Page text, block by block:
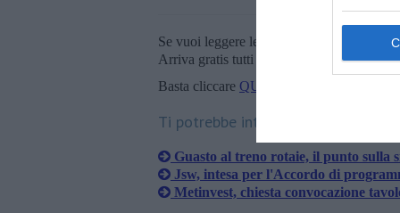
Se vuoi leggere le notizie principali della
Arriva gratis tutti i giorni alle 20:00
Basta cliccare QUI
Ti potrebbe interessare anche:
Guasto al treno rotaie, il punto sulla
Jsw, intesa per l'Accordo di
Metinvest, chiesta convocazione